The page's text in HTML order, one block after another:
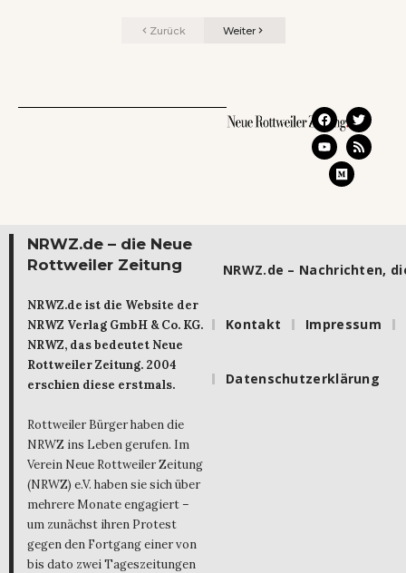
Zurück Weiter
NRWZ.de – die Neue
Rottweiler Zeitung
NRWZ.de ist die Website der
NRWZ Verlag GmbH & Co. KG.
NRWZ, das bedeutet Neue
Rottweiler Zeitung. 2004
erschien diese erstmals.
Rottweiler Bürger haben die
NRWZ ins Leben gerufen. Im
Verein Neue Rottweiler Zeitung
(NRWZ) e.V. haben sie sich über
mehrere Monate engagiert –
um zunächst ihren Protest
gegen den Fortgang einer von
bis dato zwei Tageszeitungen
NRWZ.de – Nachrichten,
Kontakt Impressum
Datenschutzerklärung